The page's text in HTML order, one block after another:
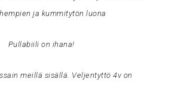
ja kummitytön luona
Pullabiili on ihana!
meillä sisällä. Veljentyttö 4v on